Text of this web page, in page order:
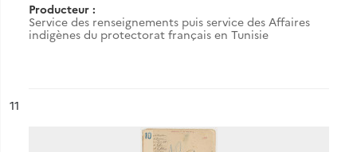
Producteur :
Service des renseignements puis service des Affaires
indigènes du protectorat français en Tunisie
n°
11